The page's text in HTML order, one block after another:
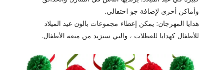
وأماكن أخرى لإضافة جو احتفالي.
هدايا المهرجان: يمكن إعطاء مجموعات بالون عيد الميلاد
للأطفال كهدايا للعطلات ، والتي ستزيد من متعة الأطفال.